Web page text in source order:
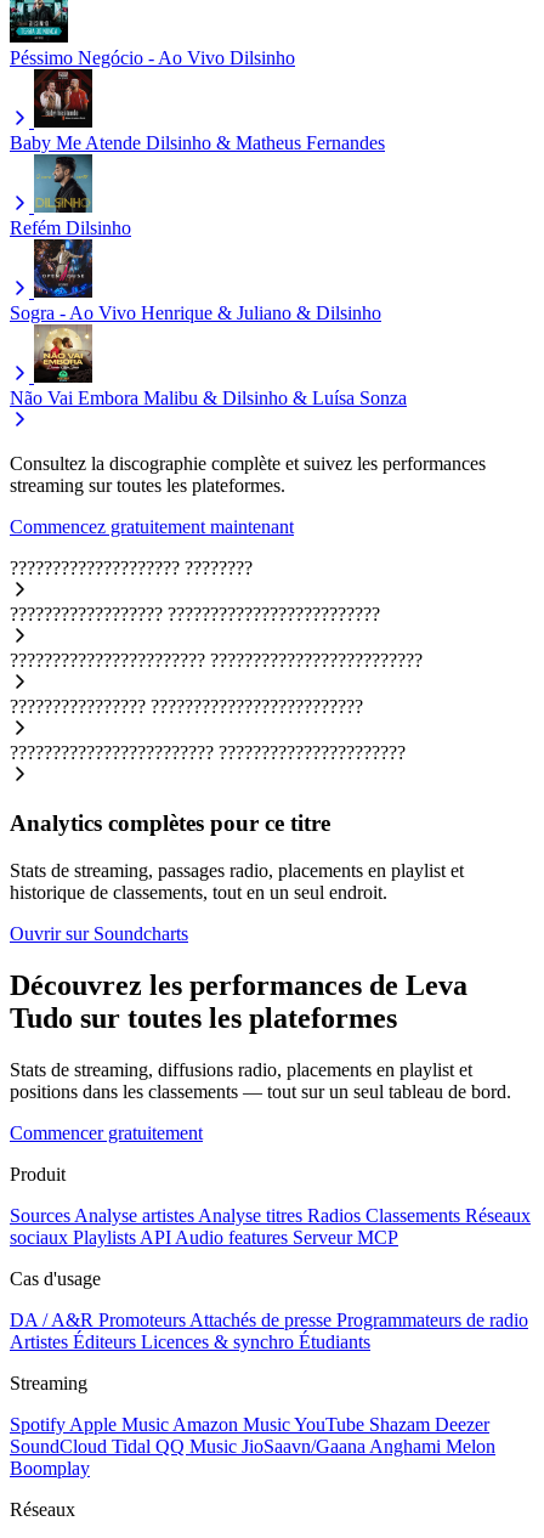
Péssimo Negócio - Ao Vivo Dilsinho
Baby Me Atende Dilsinho & Matheus Fernandes
Refém Dilsinho
Sogra - Ao Vivo Henrique & Juliano & Dilsinho
Não Vai Embora Malibu & Dilsinho & Luísa Sonza
Consultez la discographie complète et suivez les performances
streaming sur toutes les plateformes.
Commencez gratuitement maintenant
???????????????????? ????????
?????????????????? ?????????????????????????
??????????????????????? ?????????????????????????
???????????????? ?????????????????????????
???????????????????????? ??????????????????????
Analytics complètes pour ce titre
Stats de streaming, passages radio, placements en playlist et
historique de classements, tout en un seul endroit.
Ouvrir sur Soundcharts
Découvrez les performances de Leva
Tudo sur toutes les plateformes
Stats de streaming, diffusions radio, placements en playlist et
positions dans les classements — tout sur un seul tableau de bord.
Commencer gratuitement
Produit
Sources Analyse artistes Analyse titres Radios Classements Réseaux
sociaux Playlists API Audio features Serveur MCP
Cas d'usage
DA / A&R Promoteurs Attachés de presse Programmateurs de radio
Artistes Éditeurs Licences & synchro Étudiants
Streaming
Spotify Apple Music Amazon MusicYouTube Shazam Deezer
SoundCloud Tidal QQ Music JioSaavn/Gaana Anghami Melon
Boomplay
Réseaux